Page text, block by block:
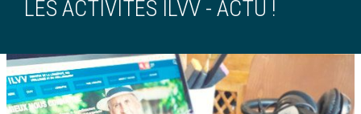
LES ACTIVITÉS ILVV - ACTU !